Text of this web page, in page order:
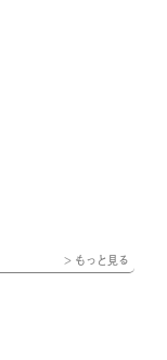
> もっと見る